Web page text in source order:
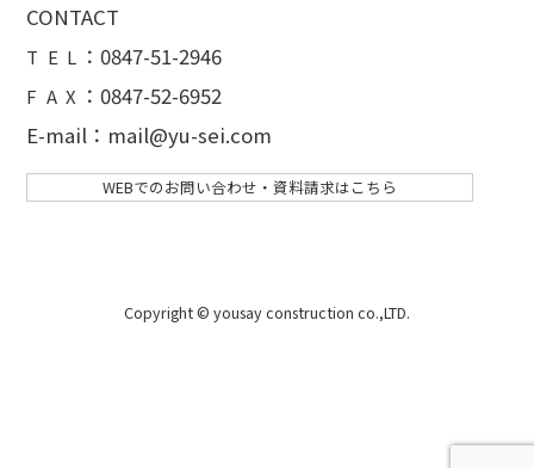
CONTACT
T E L ： 0847-51-2946
F A X ：0847-52-6952
E-mail：mail@yu-sei.com
WEBでのお問い合わせ・資料請求はこちら
Copyright © yousay construction co.,LTD.